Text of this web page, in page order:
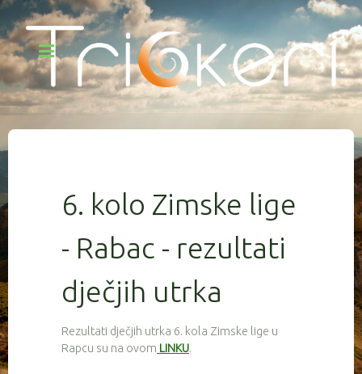
6. kolo Zimske lige
- Rabac - rezultati
dječjih utrka
Rezultati dječjih utrka 6. kola Zimske lige u
Rapcu su na ovom LINKU.